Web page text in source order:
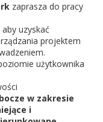
zaprasza do pracy
uzyskać
projektem
użytkownika
w zakresie
i